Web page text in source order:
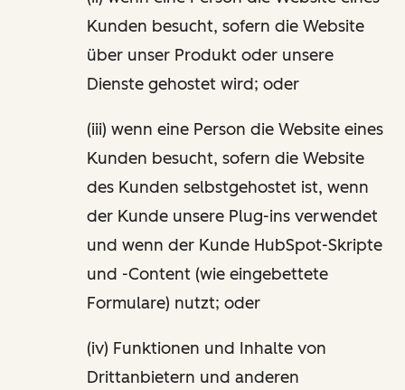
Kunden besucht, sofern die Website
über unser Produkt oder unsere
Dienste gehostet wird; oder
(iii) wenn eine Person die Website eines
Kunden besucht, sofern die Website
des Kunden selbstgehostet ist, wenn
der Kunde unsere Plug-ins verwendet
und wenn der Kunde HubSpot-Skripte
und -Content (wie eingebettete
Formulare) nutzt; oder
(iv) Funktionen und Inhalte von
Drittanbietern und anderen